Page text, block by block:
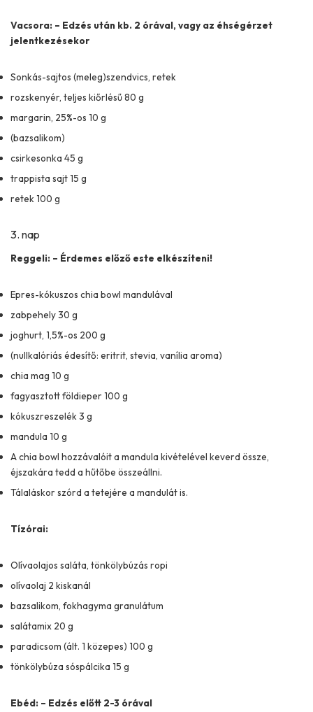
Vacsora: – Edzés után kb. 2 órával, vagy az éhségérzet
jelentkezésekor
Sonkás-sajtos (meleg)szendvics, retek
rozskenyér, teljes kiőrlésű 80 g
margarin, 25%-os 10 g
(bazsalikom)
csirkesonka 45 g
trappista sajt 15 g
retek 100 g
3. nap
Reggeli: – Érdemes előző este elkészíteni!
Epres-kókuszos chia bowl mandulával
zabpehely 30 g
joghurt, 1,5%-os 200 g
(nullkalóriás édesítő: eritrit, stevia, vanília aroma)
chia mag 10 g
fagyasztott földieper 100 g
kókuszreszelék 3 g
mandula 10 g
A chia bowl hozzávalóit a mandula kivételével keverd össze,
éjszakára tedd a hűtőbe összeállni.
Tálaláskor szórd a tetejére a mandulát is.
Tízórai:
Olívaolajos saláta, tönkölybúzás ropi
olívaolaj 2 kiskanál
bazsalikom, fokhagyma granulátum
salátamix 20 g
paradicsom (ált. 1 közepes) 100 g
tönkölybúza sóspálcika 15 g
Ebéd: – Edzés előtt 2-3 órával